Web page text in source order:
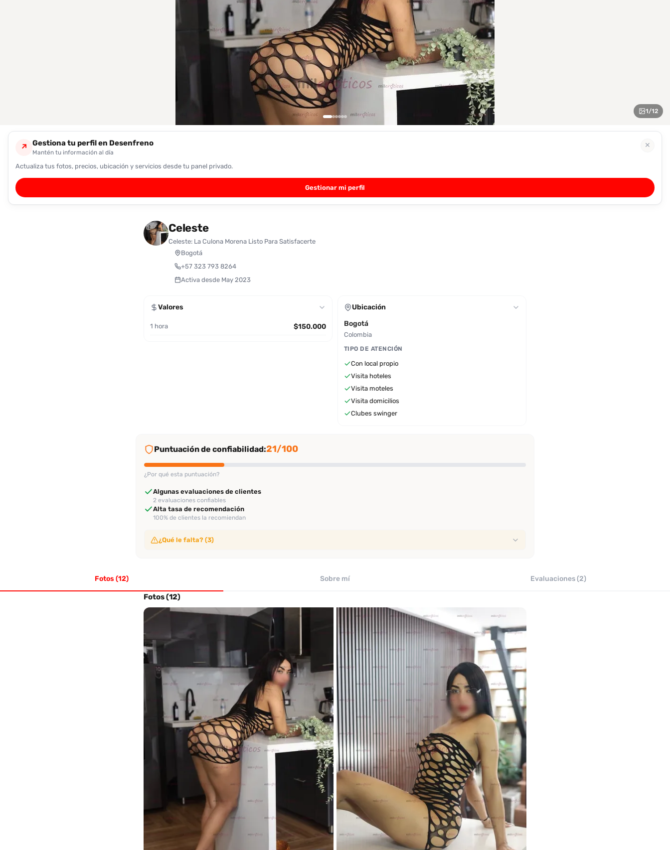
1/12
↗ Gestiona tu perfil en Desenfreno
Mantén tu información al día
✕
Actualiza tus fotos, precios, ubicación y servicios desde tu panel privado.
Gestionar mi perfil
Celeste
Celeste: La Culona Morena Listo Para Satisfacerte
Bogotá
+57 323 793 8264
Activa desde May 2023
Valores
1 hora $150.000
Ubicación
Bogotá
Colombia
TIPO DE ATENCIÓN
Con local propio
Visita hoteles
Visita moteles
Visita domicilios
Clubes swinger
Puntuación de confiabilidad:21/100
¿Por qué esta puntuación?
Algunas evaluaciones de clientes
2 evaluaciones confiables
Alta tasa de recomendación
100% de clientes la recomiendan
¿Qué le falta? (3)
Sin evaluación reciente
Fotos (12) Sobre mí Evaluaciones (2)
Fotos (12)